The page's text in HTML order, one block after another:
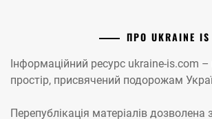
ПРО UKRAINE IS
Інформаційний ресурс ukraine-is.com –
простір, присвячений подорожам
Перепублікація матеріалів дозволена